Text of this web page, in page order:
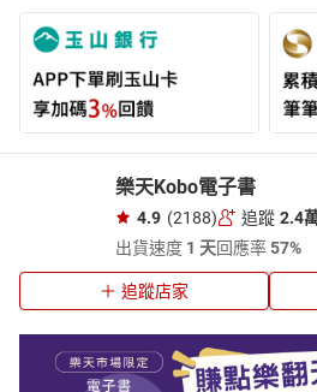
樂天Kobo電子書
4.9 (2188) 追蹤 2.4
出貨速度 1 天回應率57%
追蹤店家